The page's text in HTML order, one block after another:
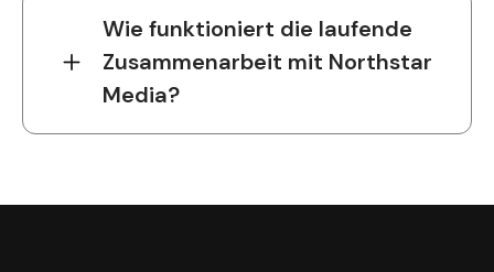
Wie funktioniert die laufende
Zusammenarbeit mit Northstar
Media?